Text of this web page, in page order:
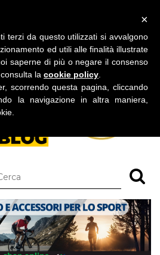
DA VISTA
×
terzi da questo utilizzati si avvalgono
ed utili alle finalità illustrate
saperne di più o negare il consenso
la cookie policy
scorrendo questa pagina, cliccando
la navigazione in altra maniera,